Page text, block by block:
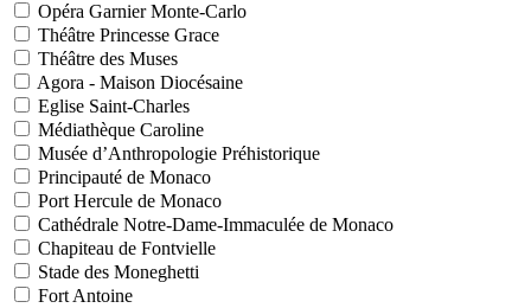
Opéra Garnier Monte-Carlo
Théâtre Princesse Grace
Théâtre des Muses
Agora - Maison Diocésaine
Eglise Saint-Charles
Médiathèque Caroline
Musée d’Anthropologie Préhistorique
Principauté de Monaco
Port Hercule de Monaco
Cathédrale Notre-Dame-Immaculée de Monaco
Chapiteau de Fontvielle
Stade des Moneghetti
Fort Antoine